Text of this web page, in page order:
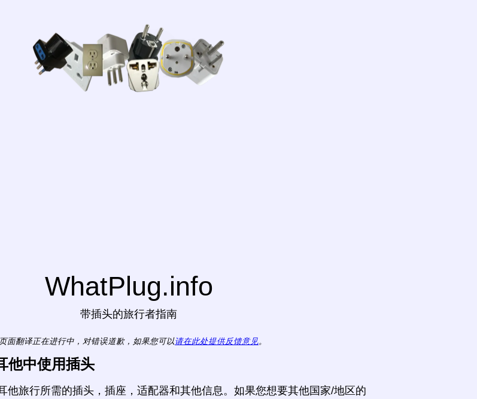
WhatPlug.info
带插头的旅行者指南
面翻译正在进行中，对错误道歉，如果您可以请在此处提供反馈意见。
他中使用插头
他旅行所需的插头，插座，适配器和其他信息。如果您想要其他国家/地区的